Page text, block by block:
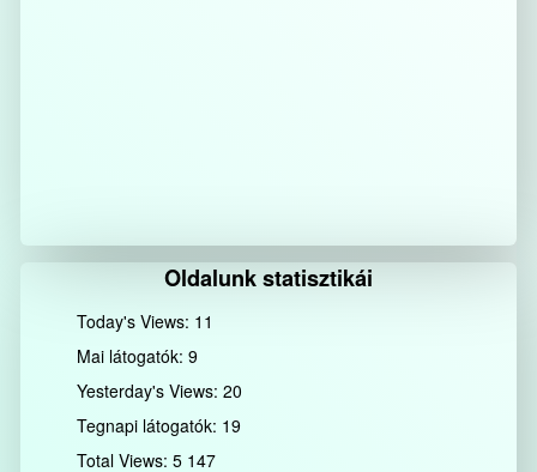
Oldalunk statisztikái
Today's Views: 11
Mai látogatók:9
Yesterday's Views:20
Tegnapi látogatók: 19
Total Views:5 147